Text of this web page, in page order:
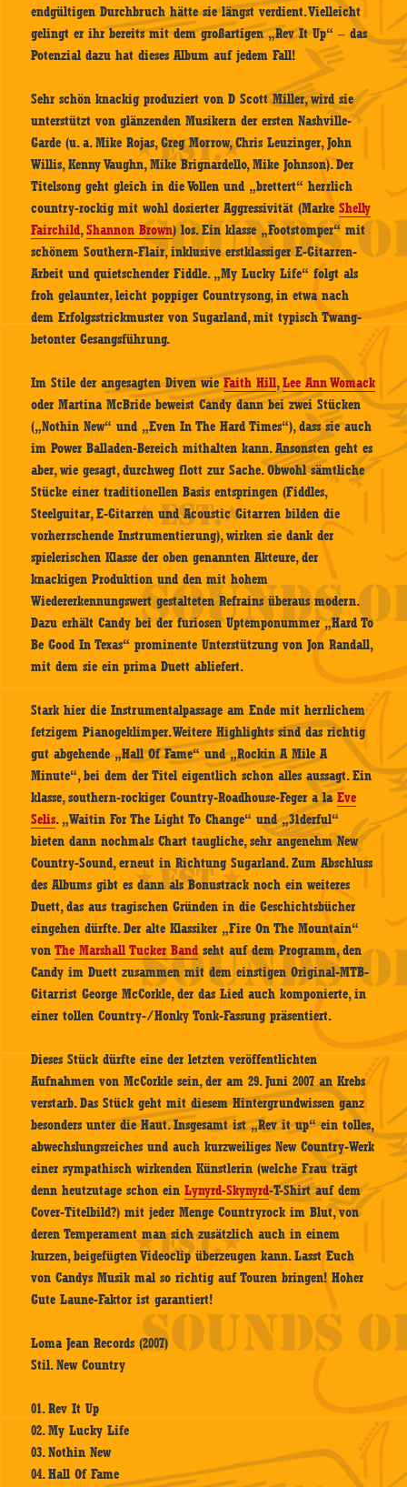
endgültigen Durchbruch hätte sie längst verdient. Vielleicht
gelingt er ihr bereits mit dem großartigen „Rev It Up“ – das
Potenzial dazu hat dieses Album auf jedem Fall!
Sehr schön knackig produziert von D Scott Miller, wird sie
unterstützt von glänzenden Musikern der ersten Nashville-
Garde (u. a. Mike Rojas, Greg Morrow, Chris Leuzinger, John
Willis, Kenny Vaughn, Mike Brignardello, Mike Johnson). Der
Titelsong geht gleich in die Vollen und „brettert“ herrlich
country-rockig mit wohl dosierter Aggressivität (MarkeShelly
Fairchild,Shannon Brown) los. Ein klasse „Footstomper“ mit
schönem Southern-Flair, inklusive erstklassiger E-Gitarren-
Arbeit und quietschender Fiddle. „My Lucky Life“ folgt als
froh gelaunter, leicht poppiger Countrysong, in etwa nach
dem Erfolgsstrickmuster von Sugarland, mit typisch Twang-
betonter Gesangsführung.
Im Stile der angesagten Diven wieFaith Hill,Lee Ann Womack
oder Martina McBride beweist Candy dann bei zwei Stücken
(„Nothin New“ und „Even In The Hard Times“), dass sie auch
im Power Balladen-Bereich mithalten kann. Ansonsten geht es
aber, wie gesagt, durchweg flott zur Sache. Obwohl sämtliche
Stücke einer traditionellen Basis entspringen (Fiddles,
Steelguitar, E-Gitarren und Acoustic Gitarren bilden die
vorherrschende Instrumentierung), wirken sie dank der
spielerischen Klasse der oben genannten Akteure, der
knackigen Produktion und den mit hohem
Wiedererkennungswert gestalteten Refrains überaus modern.
Dazu erhält Candy bei der furiosen Uptemponummer „Hard To
Be Good In Texas“ prominente Unterstützung von Jon Randall,
mit dem sie ein prima Duett abliefert.
Stark hier die Instrumentalpassage am Ende mit herrlichem
fetzigem Pianogeklimper. Weitere Highlights sind das richtig
gut abgehende „Hall Of Fame“ und „Rockin A Mile A
Minute“, bei dem der Titel eigentlich schon alles aussagt. Ein
klasse, southern-rockiger Country-Roadhouse-Feger a laEve
Selis. „Waitin For The Light To Change“ und „31derful“
bieten dann nochmals Chart taugliche, sehr angenehm New
Country-Sound, erneut in Richtung Sugarland. Zum Abschluss
des Albums gibt es dann als Bonustrack noch ein weiteres
Duett, das aus tragischen Gründen in die Geschichtsbücher
eingehen dürfte. Der alte Klassiker „Fire On The Mountain“
vonThe Marshall Tucker Bandseht auf dem Programm, den
Candy im Duett zusammen mit dem einstigen Original-MTB-
Gitarrist George McCorkle, der das Lied auch komponierte, in
einer tollen Country-/Honky Tonk-Fassung präsentiert.
Dieses Stück dürfte eine der letzten veröffentlichten
Aufnahmen von McCorkle sein, der am 29. Juni 2007 an Krebs
verstarb. Das Stück geht mit diesem Hintergrundwissen ganz
besonders unter die Haut. Insgesamt ist „Rev it up“ ein tolles,
abwechslungsreiches und auch kurzweiliges New Country-Werk
einer sympathisch wirkenden Künstlerin (welche Frau trägt
denn heutzutage schon einLynyrd-Skynyrd-T-Shirt auf dem
Cover-Titelbild?) mit jeder Menge Countryrock im Blut, von
deren Temperament man sich zusätzlich auch in einem
kurzen, beigefügten Videoclip überzeugen kann. Lasst Euch
von Candys Musik mal so richtig auf Touren bringen! Hoher
Gute Laune-Faktor ist garantiert!
Loma Jean Records (2007)
Stil. New Country
01. Rev It Up
02. My Lucky Life
03. Nothin New
04. Hall Of Fame